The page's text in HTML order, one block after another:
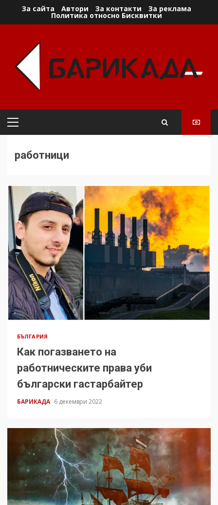
За сайта Автори За контакти За реклама
Политика относно Бисквитки
Primary
работници
БЪЛГАРИЯ
Как погазването на
работническите права уби
български гастарбайтер
БАРИКАДА 6 декември 2022